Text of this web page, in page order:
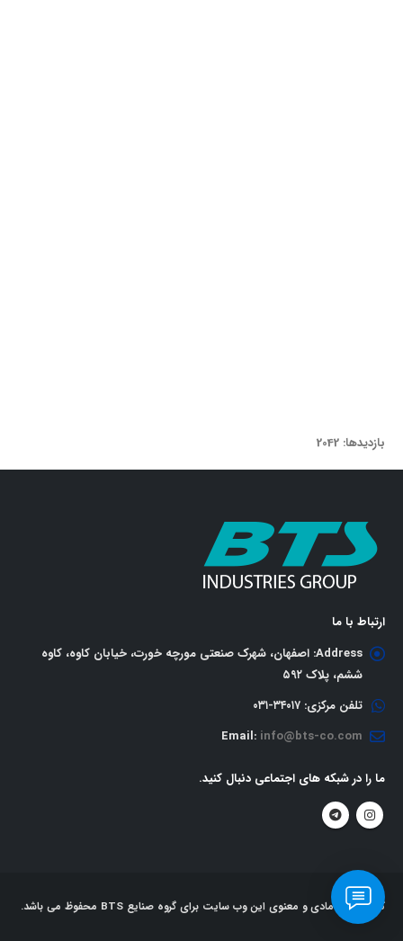
بازدیدها: 2042
ارتباط با ما
Address: اصفهان، شهرک صنعتی مورچه خورت، خیابان کاوه، کاوه
ششم، پلاک ٥٩٢
تلفن مرکزی: ٣٤٠١٧-٠٣١
Email: info@bts-co.com
ما را در شبکه های اجتماعی دنبال کنید.
کلیه حقوق مادی و معنوی این وب سایت برای گروه صنایع BTS محفوظ می باشد.